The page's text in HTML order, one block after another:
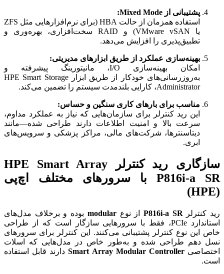
پشتیبانی از Mixed Mode:
استفاده همزمان از حالت HBA (برای نرم‌افزارهایی مثل ZFS
یا VMware vSAN) و RAID سخت‌افزاری، بهره‌وری و
تطبیق‌پذیری را افزایش می‌دهد.
بهینه‌سازی عملکرد از طریق ابزارهای مدیریتی:
امکان بهینه‌سازی I/O، مانیتورینگ پیشرفته و
به‌روزرسانی‌های خودکار از طریق ابزار HPE Smart Storage
Administrator، کارایی بلندمدت سیستم را تضمین می‌کند.
مناسب برای بارهای کاری سنگین و حساس:
این رید کنترلر برای سازمان‌هایی که نیاز به عملکرد مداوم،
سرعت بالا و امنیت اطلاعات دارند طراحی شده—مانند
دیتاسنترها، شرکت‌های مالی، مراکز پزشکی و سرویس‌های
ابری.
سازگاری رید کنترلر HPE Smart Array
P816i-a SR با سرورهای مختلف اچ‌پی
(HPE)
رید کنترلر P816i-a SR از نوعmodular بوده و برخلاف مدل‌های
استاندارد PCIe، فقط با سرورهایی سازگار است که از طراحی
خاص این نوع کنترلر پشتیبانی می‌کنند. این کنترلر برای سرورهای
نسل دهم طراحی شده و به‌طور خاص در مدل‌هایی که اسلات
اختصاصیSmart Array Modular Controllerدارند قابل استفاده
است.